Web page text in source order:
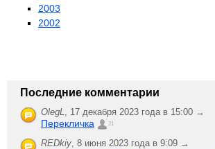
2003
2002
Последние комментарии
OlegL, 17 декабря 2023 года в 15:00 →
Перекличка 21
REDkiy, 8 июня 2023 года в 9:09 →